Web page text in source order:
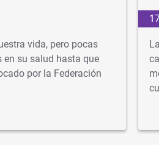
vida, pero pocas
en su salud hasta que
por la Federación